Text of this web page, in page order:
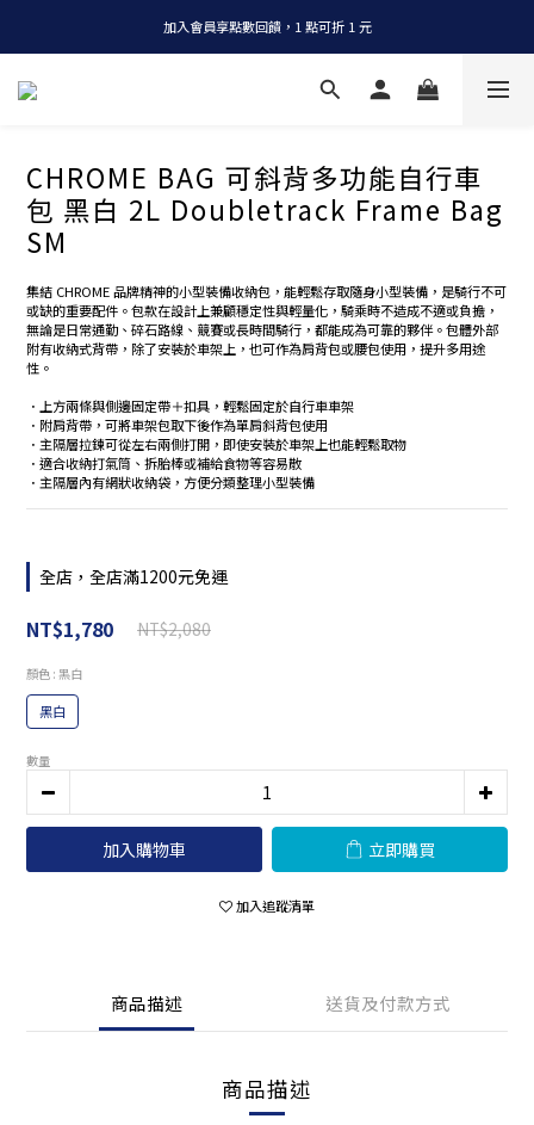
全店消費滿 NT$1200，即享免運
加入會員享點數回饋，1 點可折 1 元
全店消費滿 NT$1200，即享免運
CHROME BAG 可斜背多功能自行車
包 黑白 2L Doubletrack Frame Bag
SM
集結 CHROME 品牌精神的小型裝備收納包，能輕鬆存取隨身小型裝備，是騎行不可
或缺的重要配件。包款在設計上兼顧穩定性與輕量化，騎乘時不造成不適或負擔，
無論是日常通勤、碎石路線、競賽或長時間騎行，都能成為可靠的夥伴。包體外部
附有收納式背帶，除了安裝於車架上，也可作為肩背包或腰包使用，提升多用途
性。
．上方兩條與側邊固定帶＋扣具，輕鬆固定於自行車車架
．附肩背帶，可將車架包取下後作為單肩斜背包使用
．主隔層拉鍊可從左右兩側打開，即使安裝於車架上也能輕鬆取物
．適合收納打氣筒、拆胎棒或補給食物等容易散
．主隔層內有網狀收納袋，方便分類整理小型裝備
全店，全店滿1200元免運
NT$1,780 NT$2,080
顏色 : 黑白
黑白
數量
加入購物車 立即購買
加入追蹤清單
商品描述 送貨及付款方式
商品描述